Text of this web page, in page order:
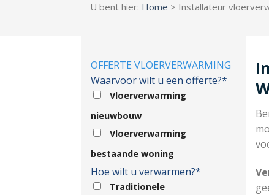
U bent hier: Home > Installateur
OFFERTE VLOERVERWARMING
Waarvoor wilt u een offerte?*
Vloerverwarming
nieuwbouw
Vloerverwarming
bestaande woning
Hoe wilt u verwarmen?*
Traditionele